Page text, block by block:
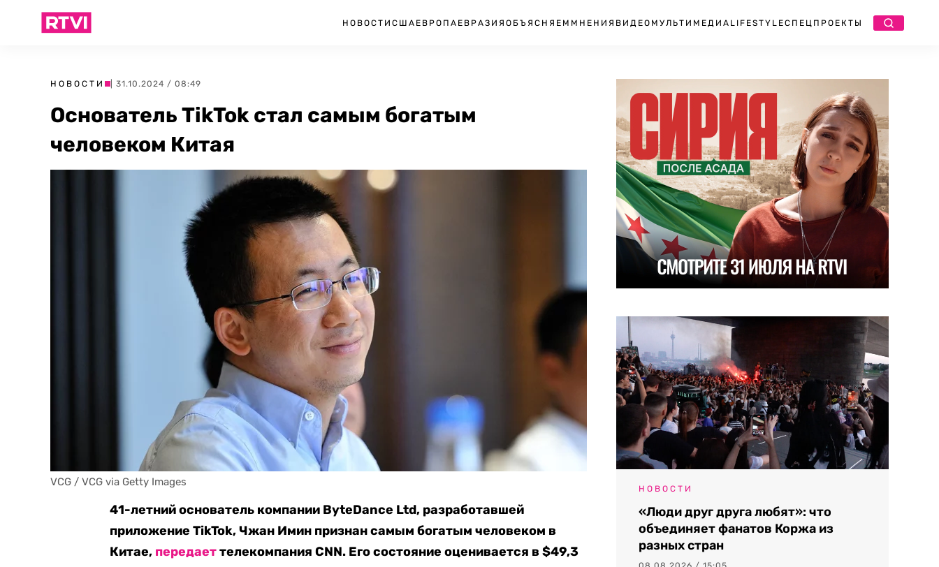
НОВОСТИ США ЕВРОПА ЕВРАЗИЯ ОБЪЯСНЯЕМ МНЕНИЯ ВИДЕО МУЛЬТИМЕДИА LIFESTYLEСПЕЦПРОЕКТЫ
НОВОСТИ | 31.10.2024 / 08:49
Основатель TikTok стал самым богатым
человеком Китая
VCG / VCG via Getty Images
41-летний основатель компании ByteDance Ltd, разработавшей
приложение TikTok, Чжан Имин признан самым богатым человеком в
Китае, передаеттелекомпания CNN. Его состояние оценивается в $49,3
НОВОСТИ
«Люди друг друга любят»: что
объединяет фанатов Коржа из
разных стран